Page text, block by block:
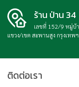
ร้าน ป่าน 34
เลขที่ 152/9 หมู่บ้
แขวง/เขต สะพานสูง กรุงเทพ
ติดต่อเรา